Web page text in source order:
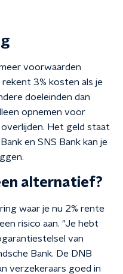
voorwaarden
rekent 3% kosten als je
doeleinden dan
opnemen voor
Het geld staat
en SNS Bank kan je
alternatief?
waar je nu 2% rente
risico aan. "Je hebt
van
Bank. De DNB
verzekeraars goed in